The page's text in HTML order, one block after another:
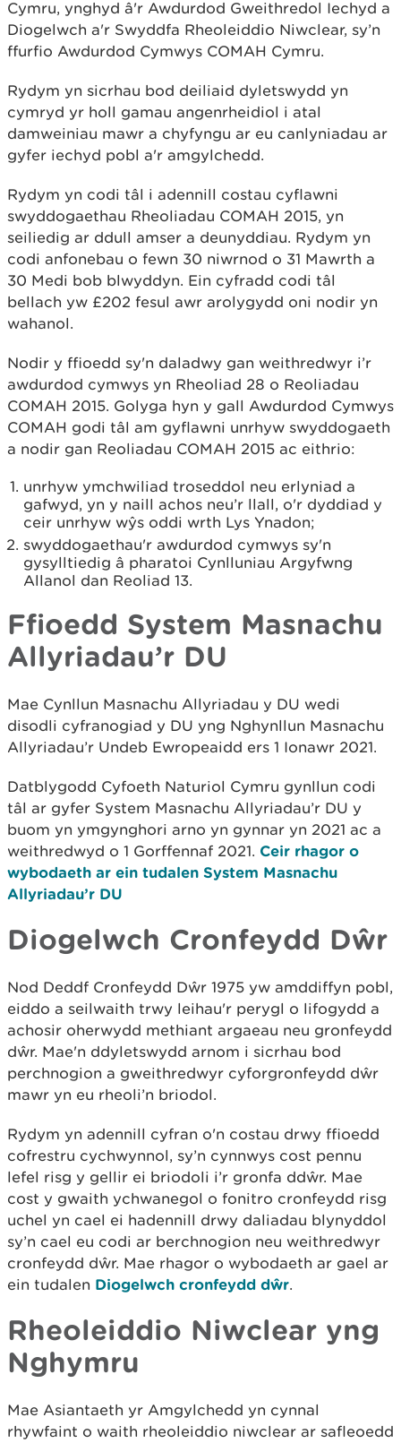
Cymru, ynghyd â'r Awdurdod Gweithredol Iechyd a
Diogelwch a'r Swyddfa Rheoleiddio Niwclear, sy’n
ffurfio Awdurdod Cymwys COMAH Cymru.
Rydym yn sicrhau bod deiliaid dyletswydd yn
cymryd yr holl gamau angenrheidiol i atal
damweiniau mawr a chyfyngu ar eu canlyniadau ar
gyfer iechyd pobl a'r amgylchedd.
Rydym yn codi tâl i adennill costau cyflawni
swyddogaethau Rheoliadau COMAH 2015, yn
seiliedig ar ddull amser a deunyddiau. Rydym yn
codi anfonebau o fewn 30 niwrnod o 31 Mawrth a
30 Medi bob blwyddyn. Ein cyfradd codi tâl
bellach yw £202 fesul awr arolygydd oni nodir yn
wahanol.
Nodir y ffioedd sy'n daladwy gan weithredwyr i’r
awdurdod cymwys yn Rheoliad 28 o Reoliadau
COMAH 2015. Golyga hyn y gall Awdurdod Cymwys
COMAH godi tâl am gyflawni unrhyw swyddogaeth
a nodir gan Reoliadau COMAH 2015 ac eithrio:
unrhyw ymchwiliad troseddol neu erlyniad a
gafwyd, yn y naill achos neu’r llall, o'r dyddiad y
ceir unrhyw wŷs oddi wrth Lys Ynadon;
swyddogaethau'r awdurdod cymwys sy'n
gysylltiedig â pharatoi Cynlluniau Argyfwng
Allanol dan Reoliad 13.
Ffioedd System Masnachu
Allyriadau’r DU
Mae Cynllun Masnachu Allyriadau y DU wedi
disodli cyfranogiad y DU yng Nghynllun Masnachu
Allyriadau’r Undeb Ewropeaidd ers 1 Ionawr 2021.
Datblygodd Cyfoeth Naturiol Cymru gynllun codi
tâl ar gyfer System Masnachu Allyriadau’r DU y
buom yn ymgynghori arno yn gynnar yn 2021 ac a
weithredwyd o 1 Gorffennaf 2021. Ceir rhagor o
wybodaeth ar ein tudalen System Masnachu
Allyriadau’r DU
Diogelwch Cronfeydd Dŵr
Nod Deddf Cronfeydd Dŵr 1975 yw amddiffyn pobl,
eiddo a seilwaith trwy leihau'r perygl o lifogydd a
achosir oherwydd methiant argaeau neu gronfeydd
dŵr. Mae'n ddyletswydd arnom i sicrhau bod
perchnogion a gweithredwyr cyforgronfeydd dŵr
mawr yn eu rheoli’n briodol.
Rydym yn adennill cyfran o'n costau drwy ffioedd
cofrestru cychwynnol, sy’n cynnwys cost pennu
lefel risg y gellir ei briodoli i’r gronfa ddŵr. Mae
cost y gwaith ychwanegol o fonitro cronfeydd risg
uchel yn cael ei hadennill drwy daliadau blynyddol
sy’n cael eu codi ar berchnogion neu weithredwyr
cronfeydd dŵr. Mae rhagor o wybodaeth ar gael ar
ein tudalen Diogelwch cronfeydd dŵr.
Rheoleiddio Niwclear yng
Nghymru
Mae Asiantaeth yr Amgylchedd yn cynnal
rhywfaint o waith rheoleiddio niwclear ar safleoedd